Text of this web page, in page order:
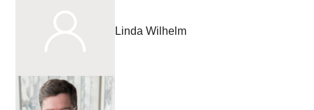
Linda Wilhelm